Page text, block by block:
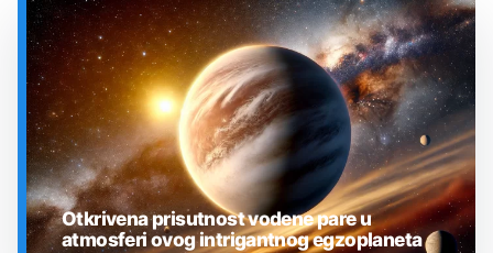
Otkrivena prisutnost vodene pare u
atmosferi ovog intrigantnog egzoplaneta